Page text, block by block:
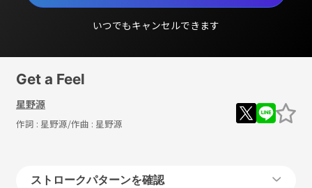
いつでもキャンセルできます
Get a Feel
星野源
作詞 : 星野源/作曲 : 星野源
ストロークパターンを確認